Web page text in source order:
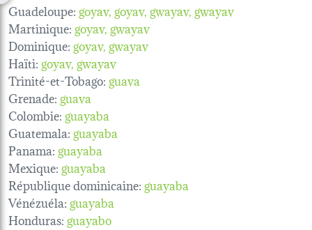
Guadeloupe:goyav goyav gwayav gwayav
Martinique:goyav gwayav
Dominique:goyav gwayav
Haïti:goyav gwayav
Trinité-et-Tobago:guava
Grenade:guava
Colombie:guayaba
Guatemala:guayaba
Panama:guayaba
Mexique:guayaba
République dominicaine:guayaba
Vénézuéla:guayaba
Honduras:guayabo